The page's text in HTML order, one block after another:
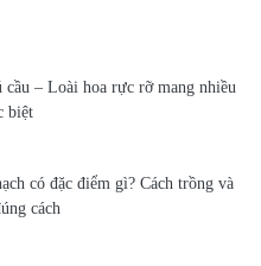
cầu – Loài hoa rực rỡ mang nhiều
biệt
có đặc điểm gì? Cách trồng và
cách